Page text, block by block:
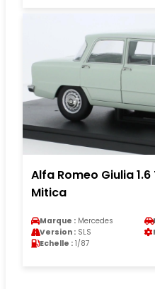
Alfa Romeo Giulia 1.6
Mitica
Marque : Mercedes
Version : SLS
Echelle : 1/87